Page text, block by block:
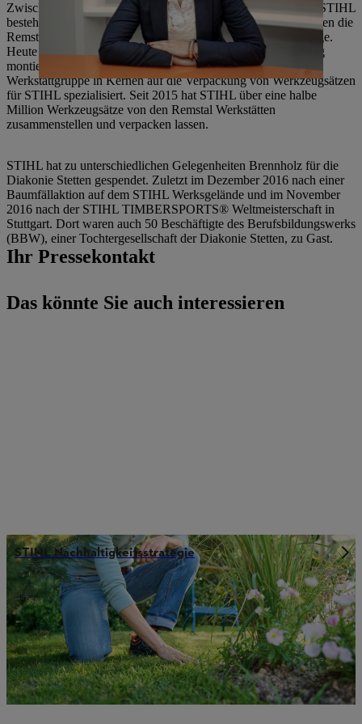
Zwischen den Remstal Werkstätten der Diakonie Stetten und STIHL
besteht bereits seit 1996 eine Kooperation. Anfangs übernahmen die
Remstal Werkstätten kleine Montage- und Demontagevorgänge.
Heute werden unterschiedliche Produkte für STIHL lagerfähig
montiert und verpackt. So hat sich beispielsweise eine
Werkstattgruppe in Kernen auf die Verpackung von Werkzeugsätzen
für STIHL spezialisiert. Seit 2015 hat STIHL über eine halbe
Million Werkzeugsätze von den Remstal Werkstätten
zusammenstellen und verpacken lassen.
STIHL hat zu unterschiedlichen Gelegenheiten Brennholz für die
Diakonie Stetten gespendet. Zuletzt im Dezember 2016 nach einer
Baumfällaktion auf dem STIHL Werksgelände und im November
2016 nach der STIHL TIMBERSPORTS® Weltmeisterschaft in
Stuttgart. Dort waren auch 50 Beschäftigte des Berufsbildungswerks
(BBW), einer Tochtergesellschaft der Diakonie Stetten, zu Gast.
Ihr Pressekontakt
Das könnte Sie auch interessieren
STIHL Nachhaltigkeitsstrategie